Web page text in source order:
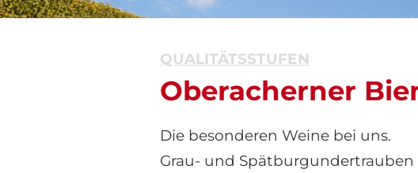
QUALITÄTSSTUFEN
Oberacherner
Die besonderen Weine bei uns.
Grau- und